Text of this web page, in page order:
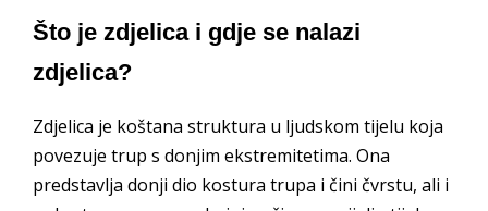
Što je zdjelica i gdje se nalazi
zdjelica?
Zdjelica je koštana struktura u ljudskom tijelu koja
povezuje trup s donjim ekstremitetima. Ona
predstavlja donji dio kostura trupa i čini čvrstu, ali i